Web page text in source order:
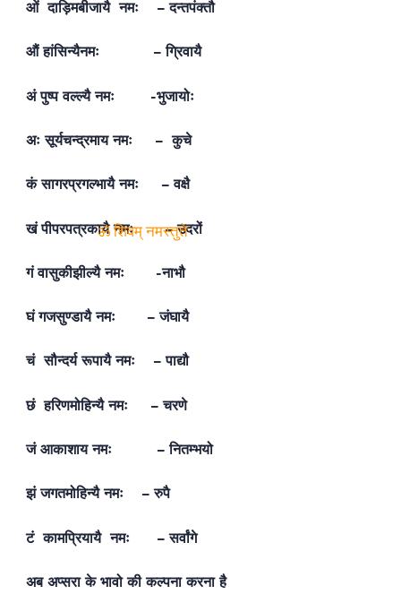
ओं दाड़िमबीजायै नमः – दन्तपंक्तौ
औं हांसिन्यैनमः – ग्रिवायै
अं पुष्प वल्ल्यै नमः -भुजायोः
अः सूर्यचन्द्रमाय नमः – कुचे
कं सागरप्रगल्भायै नमः – वक्षै
खं पीपरपत्रकायै नमः – उदरों
गं वासुकीझील्यै नमः -नाभौ
घं गजसुण्डायै नमः – जंघायै
चं सौन्दर्य रूपायै नमः – पाद्यौ
छं हरिणमोहिन्यै नमः – चरणे
जं आकाशाय नमः – नितम्भयो
झं जगतमोहिन्यै नमः – रुपै
टं कामप्रियायै नमः – सर्वांगे
अब अप्सरा के भावो की कल्पना करना है
ॐ शिवम् नमस्तुते